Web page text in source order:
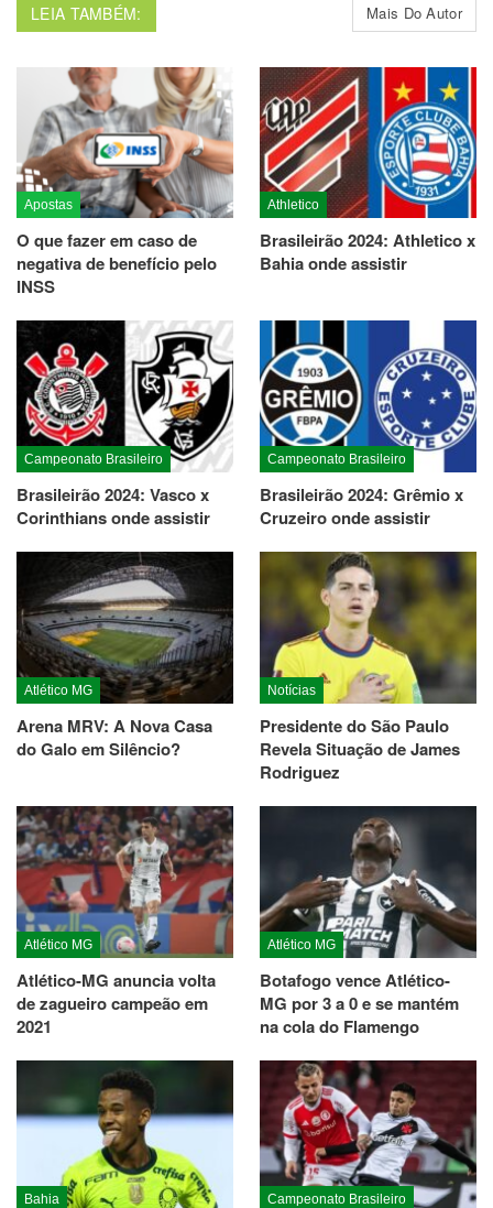
LEIA TAMBÉM: Mais Do Autor
Apostas
O que fazer em caso de
negativa de benefício pelo
INSS
Athletico
Brasileirão 2024: Athletico x
Bahia onde assistir
Campeonato Brasileiro
Brasileirão 2024: Vasco x
Corinthians onde assistir
Campeonato Brasileiro
Brasileirão 2024: Grêmio x
Cruzeiro onde assistir
Atlético MG
Arena MRV: A Nova Casa
do Galo em Silêncio?
Notícias
Presidente do São Paulo
Revela Situação de James
Rodriguez
Atlético MG
Atlético-MG anuncia volta
de zagueiro campeão em
2021
Atlético MG
Botafogo vence Atlético-
MG por 3 a 0 e se mantém
na cola do Flamengo
Bahia Campeonato Brasileiro